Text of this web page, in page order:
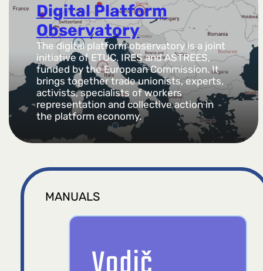
Digital Platform
Observatory
The digital platform observatory is a joint
initiative of ETUC, IRES and ASTREES,
funded by the European Commission. It
brings together trade unionists, experts,
activists, specialists of workers
representation and collective action in
the platform economy.
MANUALS